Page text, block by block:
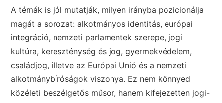
A témák is jól mutatják, milyen irányba pozicionálja
magát a sorozat: alkotmányos identitás, európai
integráció, nemzeti parlamentek szerepe, jogi
kultúra, kereszténység és jog, gyermekvédelem,
családjog, illetve az Európai Unió és a nemzeti
alkotmánybíróságok viszonya. Ez nem könnyed
közéleti beszélgetős műsor, hanem kifejezetten jogi-